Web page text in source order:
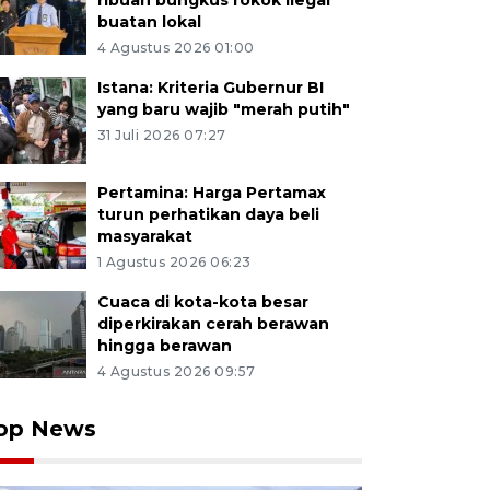
buatan lokal
4 Agustus 2026 01:00
Istana: Kriteria Gubernur BI
yang baru wajib "merah putih"
31 Juli 2026 07:27
Pertamina: Harga Pertamax
turun perhatikan daya beli
masyarakat
1 Agustus 2026 06:23
Cuaca di kota-kota besar
diperkirakan cerah berawan
hingga berawan
4 Agustus 2026 09:57
News